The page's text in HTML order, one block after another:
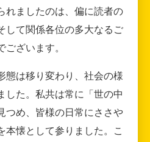
れましたのは、偏に読者の
して関係各位の多大なるご
ざいます。
態は移り変わり、社会の様
した。私共は常に「世の中
つめ、皆様の日常にささや
本懐として参りました。こ